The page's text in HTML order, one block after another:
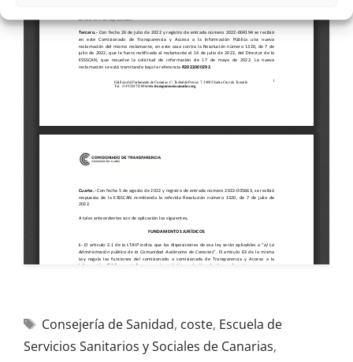
Consejería de Sanidad, coste, Escuela de
Servicios Sanitarios y Sociales de Canarias,